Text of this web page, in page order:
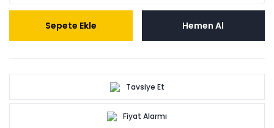
Sepete Ekle Hemen Al
Tavsiye Et
Fiyat Alarmı